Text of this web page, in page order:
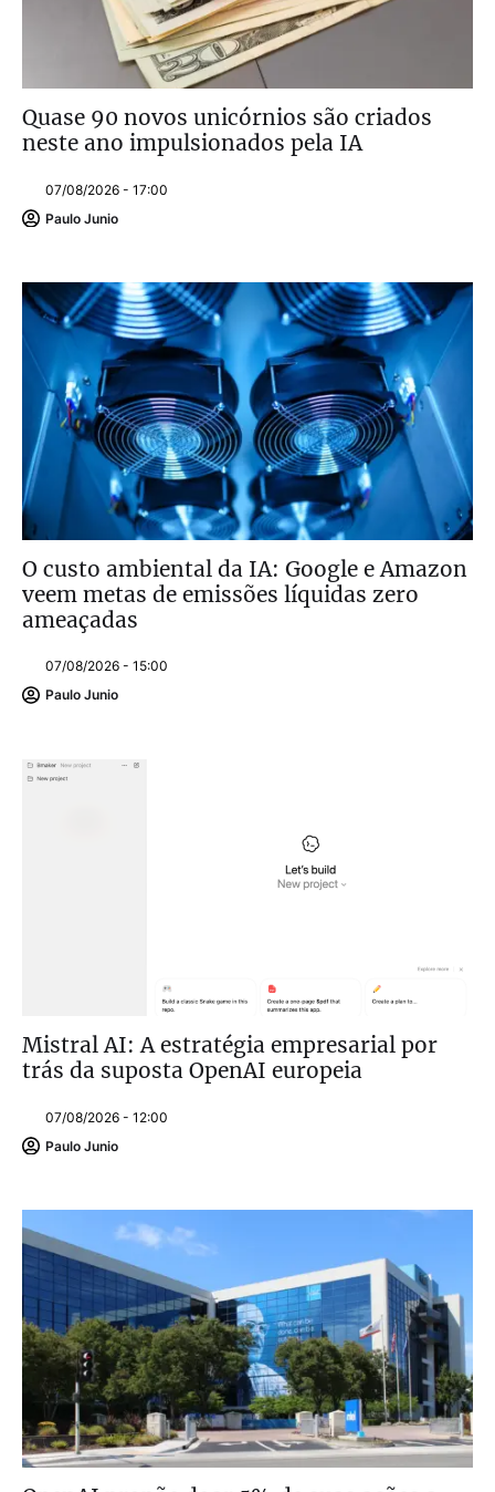
Quase 90 novos unicórnios são criados
neste ano impulsionados pela IA
07/08/2026 - 17:00
Paulo Junio
O custo ambiental da IA: Google e Amazon
veem metas de emissões líquidas zero
ameaçadas
07/08/2026 - 15:00
Paulo Junio
Mistral AI: A estratégia empresarial por
trás da suposta OpenAI europeia
07/08/2026 - 12:00
Paulo Junio